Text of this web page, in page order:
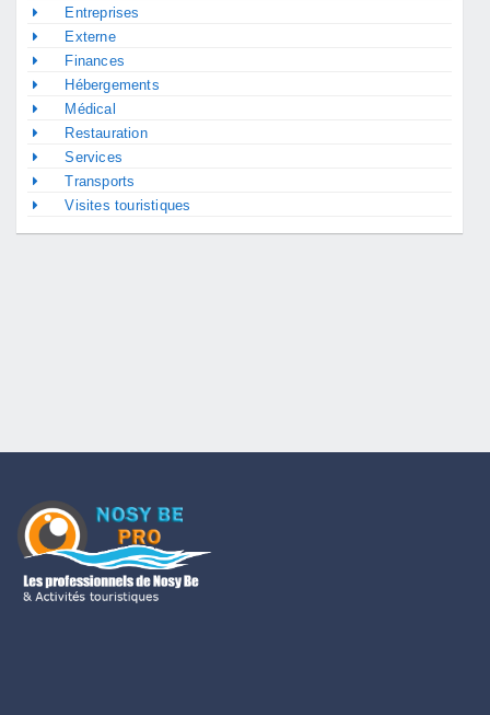
Entreprises
Externe
Finances
Hébergements
Médical
Restauration
Services
Transports
Visites touristiques